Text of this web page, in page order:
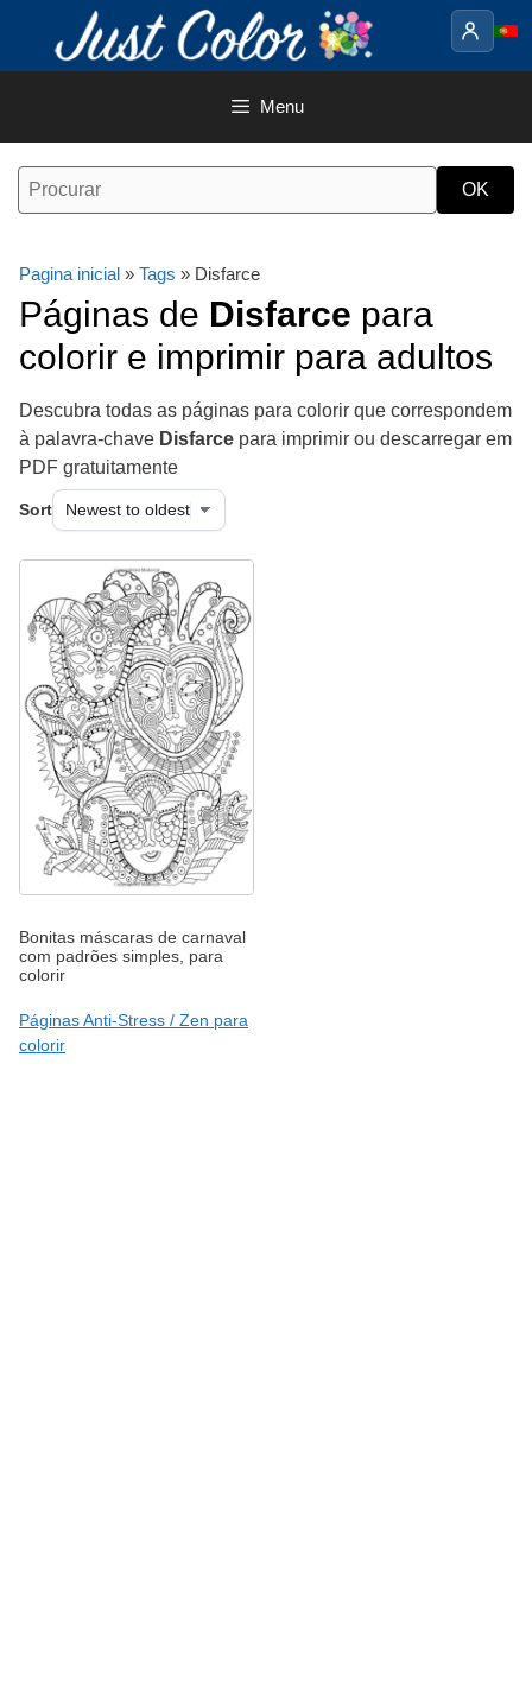
o
Menu
Pagina inicial » Tags » Disfarce
Páginas de Disfarce para
colorir e imprimir para adultos
Descubra todas as páginas para colorir que correspondem
à palavra-chave Disfarce para imprimir ou descarregar em
PDF gratuitamente
Sort
Bonitas máscaras de carnaval
com padrões simples, para
colorir
Páginas Anti-Stress / Zen para
colorir